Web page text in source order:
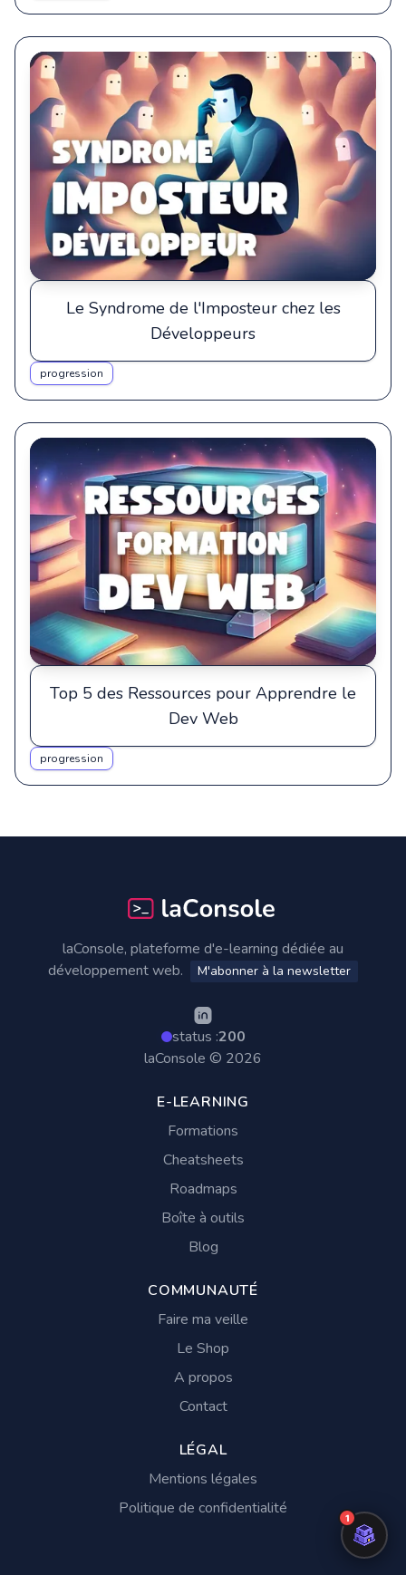
Le Syndrome de l'Imposteur chez les
Développeurs
progression
Top 5 des Ressources pour Apprendre le
Dev Web
progression
laConsole, plateforme d'e-learning dédiée au
développement web.
M'abonner à la newsletter
status :200
laConsole © 2026
E-LEARNING
Formations
Cheatsheets
Roadmaps
Boîte à outils
Blog
COMMUNAUTÉ
Faire ma veille
Le Shop
A propos
Contact
LÉGAL
Mentions légales
Politique de confidentialité